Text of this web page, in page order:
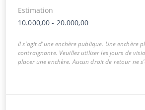
Estimation
10.000,00 - 20.000,00
Il s'agit d'une enchère publique. Une enchère
contraignante. Veuillez utiliser les jours de
placer une enchère. Aucun droit de retour ne